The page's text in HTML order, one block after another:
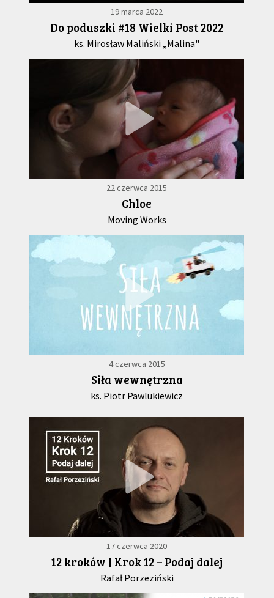
19 marca 2022
Do poduszki #18 Wielki Post 2022
ks. Mirosław Maliński „Malina"
22 czerwca 2015
Chloe
Moving Works
4 czerwca 2015
Siła wewnętrzna
ks. Piotr Pawlukiewicz
17 czerwca 2020
12 kroków | Krok 12 – Podaj dalej
Rafał Porzeziński